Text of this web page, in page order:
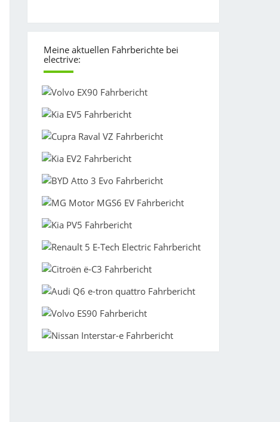
Meine aktuellen Fahrberichte bei
electrive: